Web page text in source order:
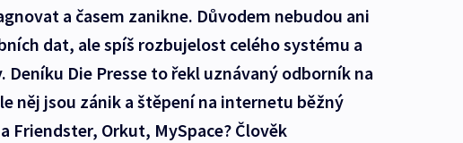
a časem zanikne. Důvodem nebudou ani
dat, ale spíš rozbujelost celého systému a
Deníku Die Presse to řekl uznávaný odborník na
něj jsou zánik a štěpení na internetu běžný
Friendster, Orkut, MySpace? Člověk